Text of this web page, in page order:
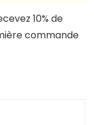
10% de
commande